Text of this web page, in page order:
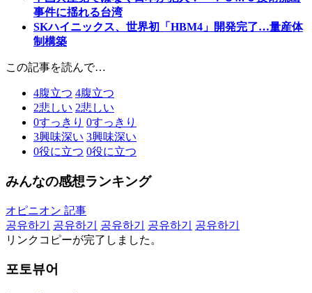
事件に揺れる台湾
SKハイニックス、世界初「HBM4」開発完了…量産体
制構築
この記事を読んで…
4腹立つ 4腹立つ
2悲しい 2悲しい
0すっきり 0すっきり
3興味深い 3興味深い
0役に立つ 0役に立つ
みんなの感想ランキング
オピニオン 記事
공유하기
공유하기 공유하기 공유하기
공유하기
リンクコピーが完了しました。
포토뷰어